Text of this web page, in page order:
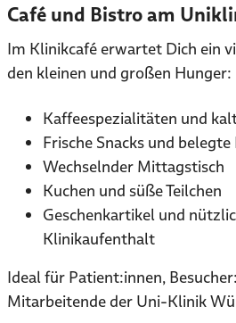
Café und Bistro am
Im Klinikcafé erwartet Dich ein
den kleinen und großen Hunger:
Kaffeespezialitäten und
Frische Snacks und
Wechselnder Mittagstisch
Kuchen und süße Teilchen
Geschenkartikel und
Klinikaufenthalt
Ideal für Patient:innen,
Mitarbeitende der Uni-Klinik